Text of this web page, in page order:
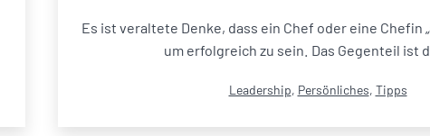
Es ist veraltete Denke, dass ein Chef oder eine Chefin
um erfolgreich zu sein. Das Gegenteil ist
Kategorisiert
Leadership, Persönliches, Tipps